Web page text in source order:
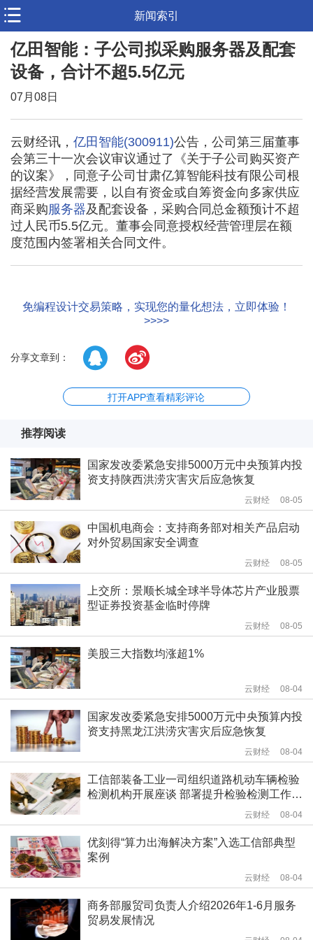
新闻索引
亿田智能：子公司拟采购服务器及配套
设备，合计不超5.5亿元
07月08日
云财经讯， 亿田智能(300911)公告，公司第三届董事
会第三十一次会议审议通过了《关于子公司购买资产
的议案》，同意子公司甘肃亿算智能科技有限公司根
据经营发展需要，以自有资金或自筹资金向多家供应
商采购服务器及配套设备，采购合同总金额预计不超
过人民币5.5亿元。董事会同意授权经营管理层在额
度范围内签署相关合同文件。
免编程设计交易策略，实现您的量化想法，立即体验！
>>>>
分享文章到：
打开APP查看精彩评论
推荐阅读
国家发改委紧急安排5000万元中央预算内投
资支持陕西洪涝灾害灾后应急恢复
云财经 08-05
中国机电商会：支持商务部对相关产品启动
对外贸易国家安全调查
云财经 08-05
上交所：景顺长城全球半导体芯片产业股票
型证券投资基金临时停牌
云财经 08-05
美股三大指数均涨超1%
云财经 08-04
国家发改委紧急安排5000万元中央预算内投
资支持黑龙江洪涝灾害灾后应急恢复
云财经 08-04
工信部装备工业一司组织道路机动车辆检验
检测机构开展座谈 部署提升检验检测工作质
云财经 08-04
优刻得“算力出海解决方案”入选工信部典型
案例
云财经 08-04
商务部服贸司负责人介绍2026年1-6月服务
贸易发展情况